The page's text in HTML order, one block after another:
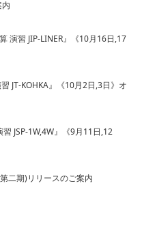
演習 JIP-LINER』《10月16日,17
JT-KOHKA』《10月2日,3日》オ
JSP-1W,4W』《9月11日,12
二期)リリースのご案内